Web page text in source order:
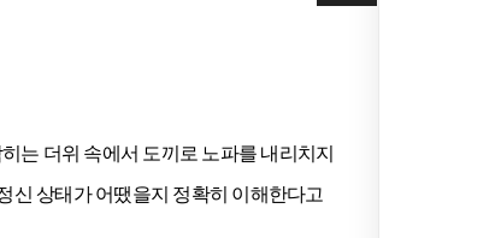
는 더위 속에서 도끼로 노파를 내리치지
신 상태가 어땠을지 정확히 이해한다고